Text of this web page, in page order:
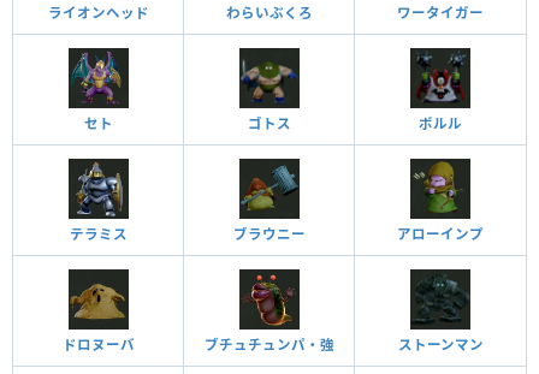
ライオンヘッド わらいぶくろ ワータイガー
セト ゴトス ポルル
テラミス ブラウニー アローインプ
ドロヌーバ ブチュチュンパ・強 ストーンマン